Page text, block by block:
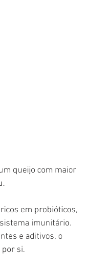
queijo com maior
em probióticos,
imunitário.
e aditivos, o
si.